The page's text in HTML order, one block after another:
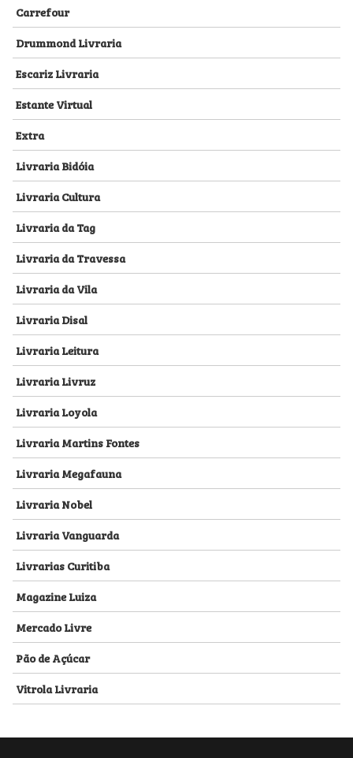
Carrefour
Drummond Livraria
Escariz Livraria
Estante Virtual
Extra
Livraria Bidóia
Livraria Cultura
Livraria da Tag
Livraria da Travessa
Livraria da Vila
Livraria Disal
Livraria Leitura
Livraria Livruz
Livraria Loyola
Livraria Martins Fontes
Livraria Megafauna
Livraria Nobel
Livraria Vanguarda
Livrarias Curitiba
Magazine Luiza
Mercado Livre
Pão de Açúcar
Vitrola Livraria